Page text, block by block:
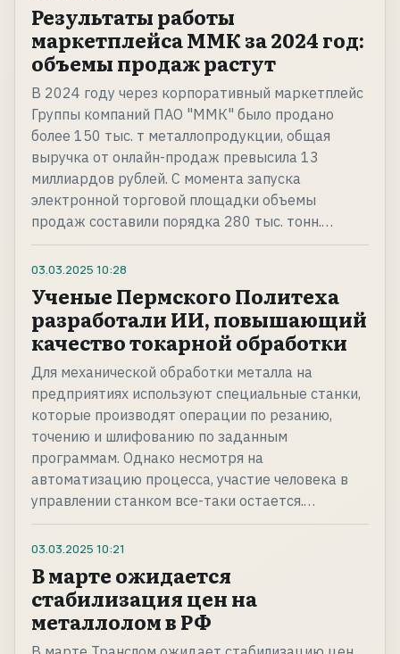
Результаты работы
маркетплейса ММК за 2024 год:
объемы продаж растут
В 2024 году через корпоративный маркетплейс
Группы компаний ПАО "ММК" было продано
более 150 тыс. т металлопродукции, общая
выручка от онлайн-продаж превысила 13
миллиардов рублей. С момента запуска
электронной торговой площадки объемы
продаж составили порядка 280 тыс. тонн.…
03.03.2025 10:28
Ученые Пермского Политеха
разработали ИИ, повышающий
качество токарной обработки
Для механической обработки металла на
предприятиях используют специальные станки,
которые производят операции по резанию,
точению и шлифованию по заданным
программам. Однако несмотря на
автоматизацию процесса, участие человека в
управлении станком все-таки остается.…
03.03.2025 10:21
В марте ожидается
стабилизация цен на
металлолом в РФ